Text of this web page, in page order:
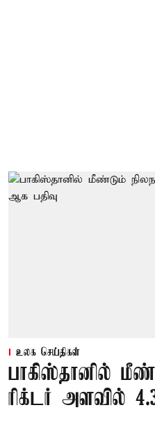
உலக செய்திகள்
பாகிஸ்தானில்
ரிக்டர் அளவில்